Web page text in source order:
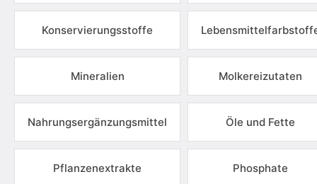
Konservierungsstoffe
Mineralien Molkereizutaten
Nahrungsergänzungsmittel Öle und Fette
Pflanzenextrakte Phosphate